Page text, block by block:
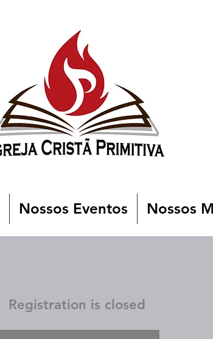
Nossos Eventos Nossos
Registration is closed